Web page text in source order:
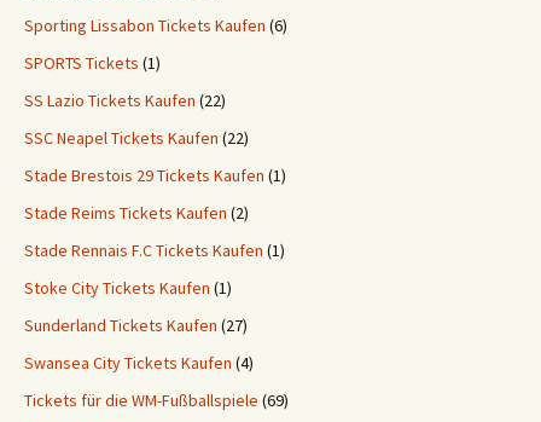
Sporting Lissabon Tickets Kaufen (6)
SPORTS Tickets (1)
SS Lazio Tickets Kaufen (22)
SSC Neapel Tickets Kaufen (22)
Stade Brestois 29 Tickets Kaufen (1)
Stade Reims Tickets Kaufen (2)
Stade Rennais F.C Tickets Kaufen (1)
Stoke City Tickets Kaufen (1)
Sunderland Tickets Kaufen (27)
Swansea City Tickets Kaufen (4)
Tickets für die WM-Fußballspiele (69)